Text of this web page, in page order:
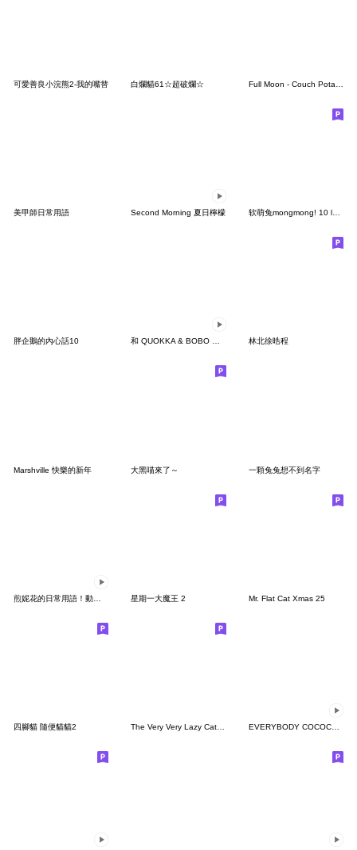
可愛善良小浣熊2-我的嘴替 白爛貓61☆超破爛☆
美甲師日常用語 Second Morning 夏日檸檬 软萌兔mongmong! 10 lovely mongmong
胖企鵝的內心話10 和 QUOKKA & BOBO 一起過夏天 林北徐晧程
Marshville 快樂的新年 大黑喵來了～ 一顆兔兔想不到名字
星期一大魔王 2 Mr. Flat Cat Xmas 25
四腳貓 隨便貓貓2 The Very Very Lazy Cat 13 (TW) EVERYBODY COCOCUP!